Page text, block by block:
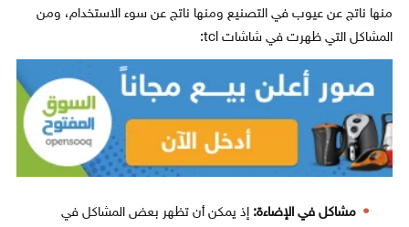
منها ناتج عن عيوب في التصنيع ومنها ناتج عن سوء الاستخدام، ومن
المشاكل التي ظهرت في شاشات tcl:
مشاكل في الإضاءة: إذ يمكن أن تظهر بعض المشاكل في